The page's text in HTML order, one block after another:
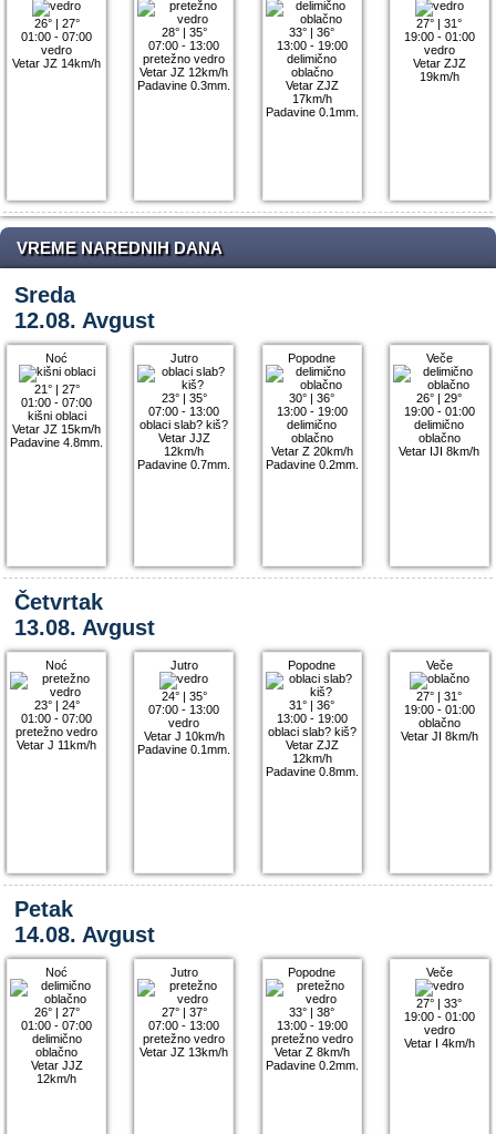
26°| 27°
01:00 - 07:00
vedro
Vetar JZ 14km/h
28°| 35°
07:00 - 13:00
pretežno vedro
Vetar JZ 12km/h
Padavine 0.3mm.
33° |36°
13:00 - 19:00
delimično
oblačno
Vetar ZJZ
17km/h
Padavine 0.1mm.
27° |31°
19:00 - 01:00
vedro
Vetar ZJZ
19km/h
VREME NAREDNIH DANA
Sreda
12.08. Avgust
Noć
21°| 27°
01:00 - 07:00
kišni oblaci
Vetar JZ 15km/h
Padavine 4.8mm.
Jutro
23°| 35°
07:00 - 13:00
oblaci slab? kiš?
Vetar JJZ
12km/h
Padavine 0.7mm.
Popodne
30° |36°
13:00 - 19:00
delimično
oblačno
Vetar Z 20km/h
Padavine 0.2mm.
Veče
26° |29°
19:00 - 01:00
delimično
oblačno
Vetar IJI 8km/h
Četvrtak
13.08. Avgust
Noć
23°| 24°
01:00 - 07:00
pretežno vedro
Vetar J 11km/h
Jutro
24°| 35°
07:00 - 13:00
vedro
Vetar J 10km/h
Padavine 0.1mm.
Popodne
31° |36°
13:00 - 19:00
oblaci slab? kiš?
Vetar ZJZ
12km/h
Padavine 0.8mm.
Veče
27° |31°
19:00 - 01:00
oblačno
Vetar JI 8km/h
Petak
14.08. Avgust
Noć
26°| 27°
01:00 - 07:00
delimično
oblačno
Vetar JJZ
12km/h
Jutro
27°| 37°
07:00 - 13:00
pretežno vedro
Vetar JZ 13km/h
Popodne
33° |38°
13:00 - 19:00
pretežno vedro
Vetar Z 8km/h
Padavine 0.2mm.
Veče
27° |33°
19:00 - 01:00
vedro
Vetar I 4km/h